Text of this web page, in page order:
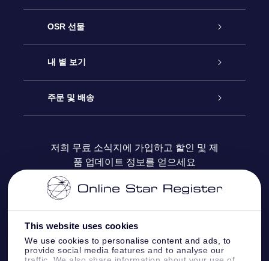
This website uses cookies
We use cookies to personalise content and ads, to
provide social media features and to analyse our
고객 서비스
연락처
블로그
OSR 선물
온라인 별 선물
OSR 선물 팩
OSR 상품권
기업 선물
내 별 보기
Star Register
맞춤 별 페이지
One Million Stars
주문 및 배송
결제 정보
배송 정보
환불 정책
저희 무료 소식지에 가입하고 할인 및 제
품 업데이트 정보를 얻으세요